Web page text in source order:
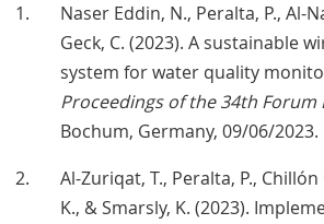
Naser Eddin, N., Peralta, P., Al-
Geck, C. (2023). A sustainable
system for water quality
Proceedings of the 34th
Bochum, Germany, 09/06/2023.
Al-Zuriqat, T., Peralta, P., Chillón
K., & Smarsly, K. (2023).